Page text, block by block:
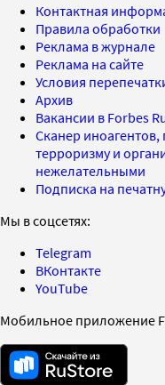
Контактная
Правила обработки
Реклама в журнале
Реклама на сайте
Условия
Архив
Вакансии в Forbes
Сканер иноагентов,
терроризму и
нежелательными
Подписка на
Мы в соцсетях:
Telegram
ВКонтакте
YouTube
Мобильное приложение